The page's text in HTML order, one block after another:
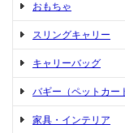
おもちゃ
スリングキャリー
キャリーバッグ
バギー（ペットカー
家具・インテリア